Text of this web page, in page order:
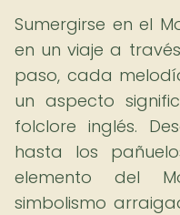
Sumergirse en el
en un viaje a
paso, cada
un aspecto
folclore inglés.
hasta los
elemento del
simbolismo